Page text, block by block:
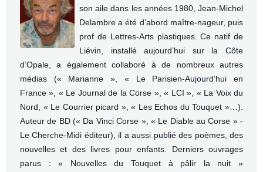
son aile dans les années 1980, Jean-Michel
Delambre a été d’abord maître-nageur, puis
prof de Lettres-Arts plastiques.Ce natif de
Liévin, installé aujourd’hui sur la Côte
d’Opale, a également collaboré à de nombreux autres
médias (« Marianne », « Le Parisien-Aujourd’hui en
France », « Le Journal de la Corse », « LCI », « La Voix du
Nord, « Le Courrier picard », « Les Echos du Touquet »…).
Auteur de BD (« Da Vinci Corse », « Le Diable au Corse » -
Le Cherche-Midi éditeur), il a aussi publié des poèmes, des
nouvelles et des livres pour enfants. Derniers ouvrages
parus : « Nouvelles du Touquet à pâlir la nuit »